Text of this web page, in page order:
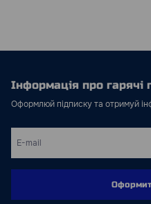
Інформація про гарячі
Оформлюй підписку та отримуй